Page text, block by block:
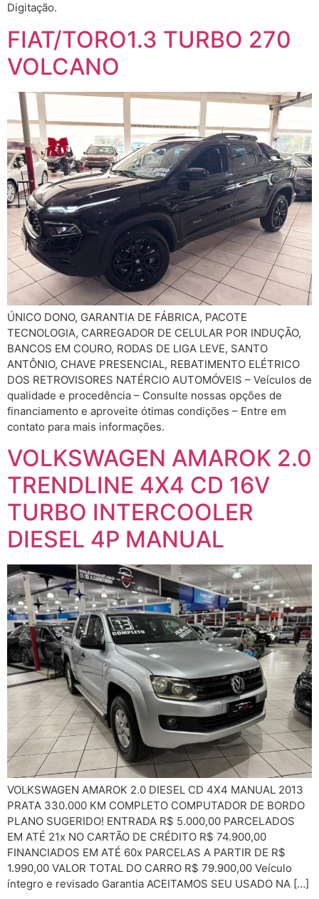
Digitação.
FIAT/TORO1.3 TURBO 270
VOLCANO
ÚNICO DONO, GARANTIA DE FÁBRICA, PACOTE
TECNOLOGIA, CARREGADOR DE CELULAR POR INDUÇÃO,
BANCOS EM COURO, RODAS DE LIGA LEVE, SANTO
ANTÔNIO, CHAVE PRESENCIAL, REBATIMENTO ELÉTRICO
DOS RETROVISORES NATÉRCIO AUTOMÓVEIS – Veículos de
qualidade e procedência – Consulte nossas opções de
financiamento e aproveite ótimas condições – Entre em
contato para mais informações.
VOLKSWAGEN AMAROK 2.0
TRENDLINE 4X4 CD 16V
TURBO INTERCOOLER
DIESEL 4P MANUAL
VOLKSWAGEN AMAROK 2.0 DIESEL CD 4X4 MANUAL 2013
PRATA 330.000 KM COMPLETO COMPUTADOR DE BORDO
PLANO SUGERIDO! ENTRADA R$ 5.000,00 PARCELADOS
EM ATÉ 21x NO CARTÃO DE CRÉDITO R$ 74.900,00
FINANCIADOS EM ATÉ 60x PARCELAS A PARTIR DE R$
1.990,00 VALOR TOTAL DO CARRO R$ 79.900,00 Veículo
íntegro e revisado Garantia ACEITAMOS SEU USADO NA […]